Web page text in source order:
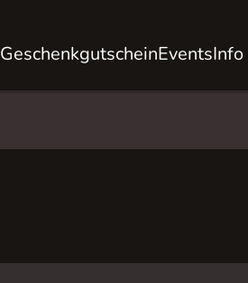
GeschenkgutscheinEventsInfo